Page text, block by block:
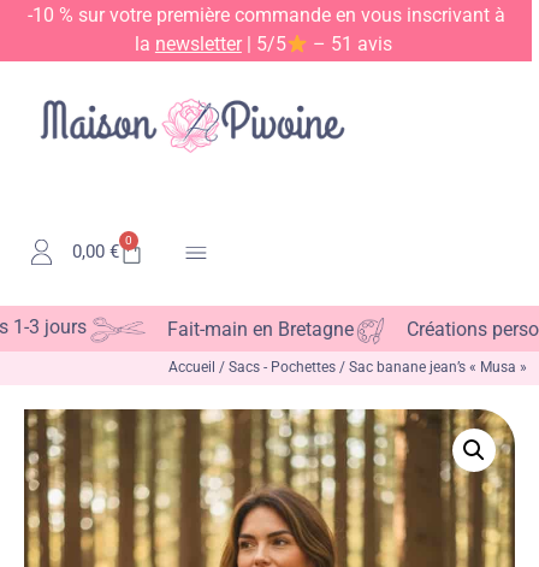
-10 % sur votre première commande en vous inscrivant à
la newsletter | 5/5 – 51 avis
0,00 €
0
Fait-main en Bretagne Créations
Accueil / Sacs - Pochettes / Sac banane jean’s « Musa »